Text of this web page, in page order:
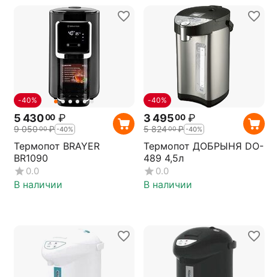
-40%
5 43000 ₽
9 05000₽ -40%
Термопот BRAYER
BR1090
0.0
В наличии
-40%
3 49500 ₽
5 82400₽ -40%
Термопот ДОБРЫНЯ DO-
489 4,5л
0.0
В наличии